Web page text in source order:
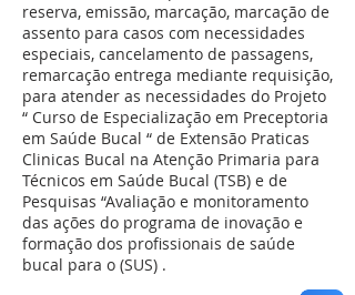
reserva, emissão, marcação, marcação de
assento para casos com necessidades
especiais, cancelamento de passagens,
remarcação entrega mediante requisição,
para atender as necessidades do Projeto
“ Curso de Especialização em Preceptoria
em Saúde Bucal “ de Extensão Praticas
Clinicas Bucal na Atenção Primaria para
Técnicos em Saúde Bucal (TSB) e de
Pesquisas “Avaliação e monitoramento
das ações do programa de inovação e
formação dos profissionais de saúde
bucal para o (SUS) .